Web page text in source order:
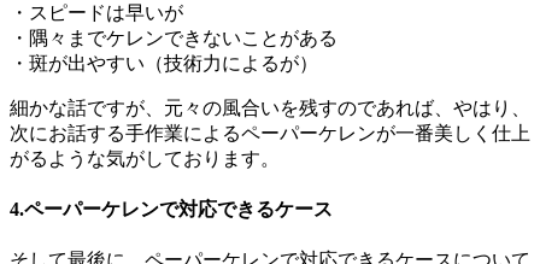
・スピードは早いが
・隅々までケレンできないことがある
・斑が出やすい（技術力によるが）
細かな話ですが、元々の風合いを残すのであれば、やはり、
次にお話する手作業によるペーパーケレンが一番美しく仕上
がるような気がしております。
4.ペーパーケレンで対応できるケース